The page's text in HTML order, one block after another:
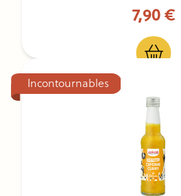
7,90 €
Incontournables